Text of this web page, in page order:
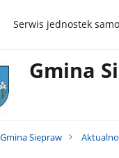
Serwis jednostek
Gmina
Gmina Siepraw